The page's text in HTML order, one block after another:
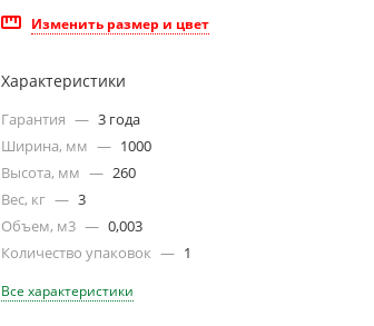
Изменить размер и цвет
Характеристики
Гарантия — 3 года
Ширина, мм — 1000
Высота, мм — 260
Вес, кг — 3
Объем, м3 — 0,003
Количество упаковок — 1
Все характеристики